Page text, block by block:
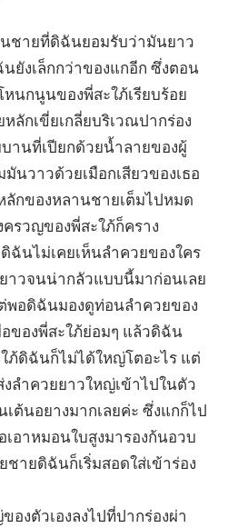
ชายที่ดิฉันยอมรับว่ามันยาว
ยังเล็กกว่าของแกอีก ซึ่งตอน
นกนูนของพี่สะใภ้เรียบร้อย
ลักเขี่ยเกลี่ยบริเวณปากร่อง
านที่เปียกด้วยน้ำลายของผู้
นวาวด้วยเมือกเสียวของเธอ
ลักของหลานชายเต็มไปหมด
รวญของพี่สะใภ้ก็คราง
ฉันไม่เคยเห็นลำควยของใคร
วจนน่ากลัวแบบนี้มาก่อนเลย
พอดิฉันมองดูท่อนลำควยของ
ของพี่สะใภ้ย่อมๆ แล้วดิฉัน
ภ้ดิฉันก็ไม่ได้ใหญ่โตอะไร แต่
งลำควยยาวใหญ่เข้าไปในตัว
ต้นอยางมากเลยค่ะ ซึ่งแกก็ไป
อาหมอนใบสูงมารองก้นอวบ
ชายดิฉันก็เริ่มสอดใส่เข้าร่อง
งตัวเองลงไปที่ปากร่องผ่า